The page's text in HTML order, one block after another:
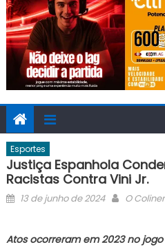
Esportes
Justiça Espanhola
Racistas Contra Vini Jr.
Posted
13 de junho de 2024 Author
O
Atos ocorreram em 2023 no